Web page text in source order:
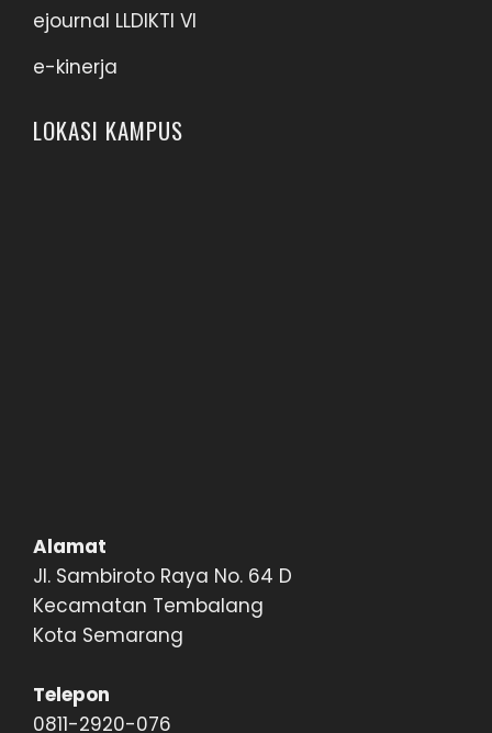
ejournal LLDIKTI VI
e-kinerja
LOKASI KAMPUS
Alamat
Jl. Sambiroto Raya No. 64 D
Kecamatan Tembalang
Kota Semarang
Telepon
0811-2920-076